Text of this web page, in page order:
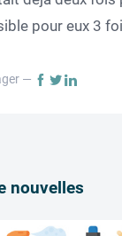
pour eux 3
—
nouvelles